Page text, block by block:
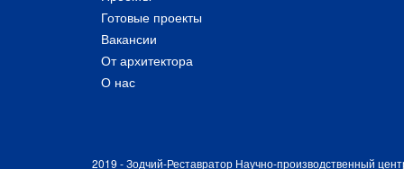
Готовые проекты
Вакансии
От архитектора
О нас
2019 - Зодчий-Реставратор Научно-производственный